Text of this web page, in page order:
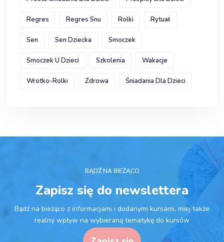
Regres Regres Snu Rolki Rytuał
Sen Sen Dziecka Smoczek
Smoczek U Dzieci Szkolenia Wakacje
Wrotko-Rolki Zdrowa Śniadania Dla Dzieci
BĄDŹ NA BIEŻĄCO
Zapisz się do newslettera
Bądź na bieżąco z informacjami i dodanymi kursami, miej także
realny wpływ na wybieraną tematykę do kursów